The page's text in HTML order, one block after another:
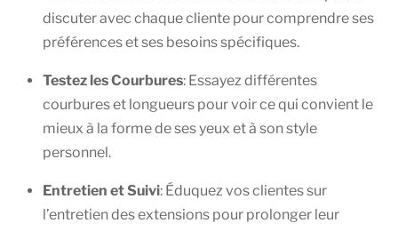
discuter avec chaque cliente pour comprendre ses
préférences et ses besoins spécifiques.
Testez les Courbures: Essayez différentes
courbures et longueurs pour voir ce qui convient le
mieux à la forme de ses yeux et à son style
personnel.
Entretien et Suivi: Éduquez vos clientes sur
l’entretien des extensions pour prolonger leur